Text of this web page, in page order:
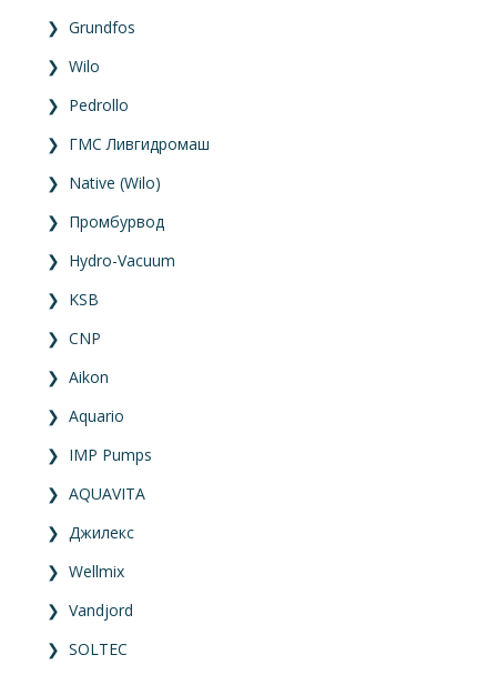
❯ Grundfos
❯ Wilo
❯ Pedrollo
❯ ГМС Ливгидромаш
❯ Native (Wilo)
❯ Промбурвод
❯ Hydro-Vacuum
❯ KSB
❯ CNP
❯ Aikon
❯ Aquario
❯ IMP Pumps
❯ AQUAVITA
❯ Джилекс
❯ Wellmix
❯ Vandjord
❯ SOLTEC